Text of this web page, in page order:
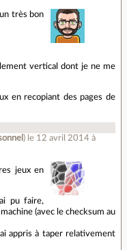
très bon
vertical dont je ne me
en recopiant des pages de
) le 12 avril 2014 à
jeux en
pu faire,
(avec le checksum au
appris à taper relativement